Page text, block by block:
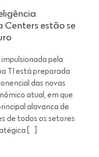
estão se
pela
TI está preparada
das novas
atual, em que
alavanca de
de todos os setores
[…]